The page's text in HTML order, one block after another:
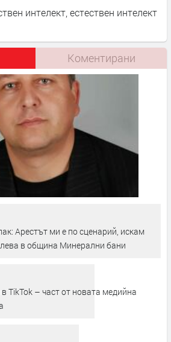
интелект, естествен интелект
Коментирани
Арестът ми е по сценарий, искам
в община Минерални бани
в TikTok – част от новата медийна